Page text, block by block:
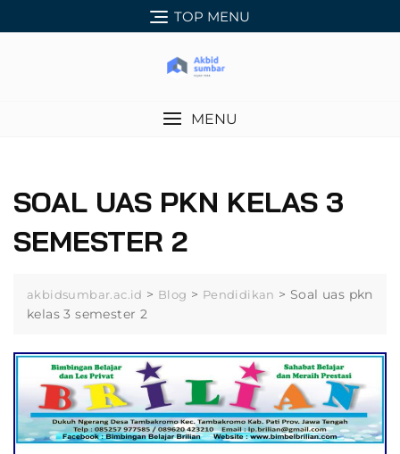
to
TOP MENU
MENU
SOAL UAS PKN KELAS 3
SEMESTER 2
akbidsumbar.ac.id > Blog > Pendidikan > Soal uas pkn
kelas 3 semester 2